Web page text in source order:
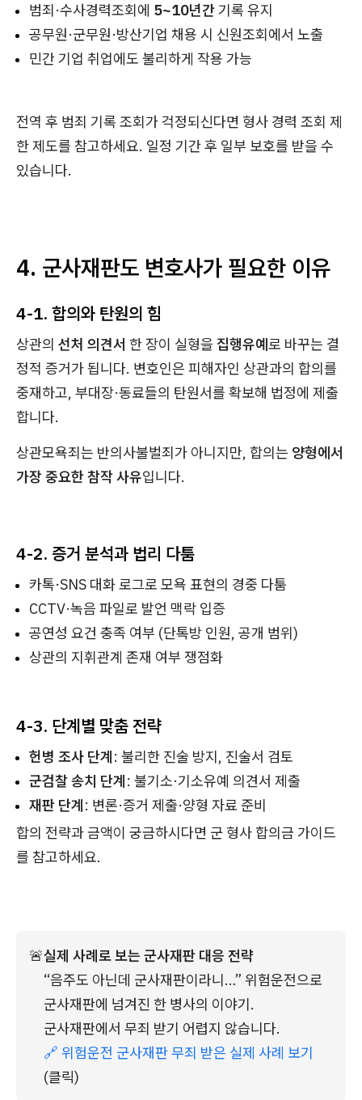
범죄·수사경력조회에 5~10년간기록 유지
공무원·군무원·방산기업 채용 시 신원조회에서 노출
민간 기업 취업에도 불리하게 작용 가능
전역 후 범죄 기록 조회가 걱정되신다면 형사 경력 조회 제
한 제도를 참고하세요. 일정 기간 후 일부 보호를 받을 수
있습니다.
4. 군사재판도 변호사가 필요한 이유
4-1. 합의와 탄원의 힘
상관의 선처 의견서 한 장이 실형을 집행유예로 바꾸는 결
정적 증거가 됩니다. 변호인은 피해자인 상관과의 합의를
중재하고, 부대장·동료들의 탄원서를 확보해 법정에 제출
합니다.
상관모욕죄는 반의사불벌죄가 아니지만, 합의는 양형에서
가장 중요한 참작 사유입니다.
4-2. 증거 분석과 법리 다툼
카톡·SNS 대화 로그로 모욕 표현의 경중 다툼
CCTV·녹음 파일로 발언 맥락 입증
공연성 요건 충족 여부 (단톡방 인원, 공개 범위)
상관의 지휘관계 존재 여부 쟁점화
4-3. 단계별 맞춤 전략
헌병 조사 단계: 불리한 진술 방지, 진술서 검토
군검찰 송치 단계: 불기소·기소유예 의견서 제출
재판 단계: 변론·증거 제출·양형 자료 준비
합의 전략과 금액이 궁금하시다면 군 형사 합의금 가이드
를 참고하세요.
🚨실제 사례로 보는 군사재판 대응 전략
“음주도 아닌데 군사재판이라니…” 위험운전으로
군사재판에 넘겨진 한 병사의 이야기.
군사재판에서 무죄 받기 어렵지 않습니다.
🔗 위험운전 군사재판 무죄 받은 실제 사례 보기
(클릭)